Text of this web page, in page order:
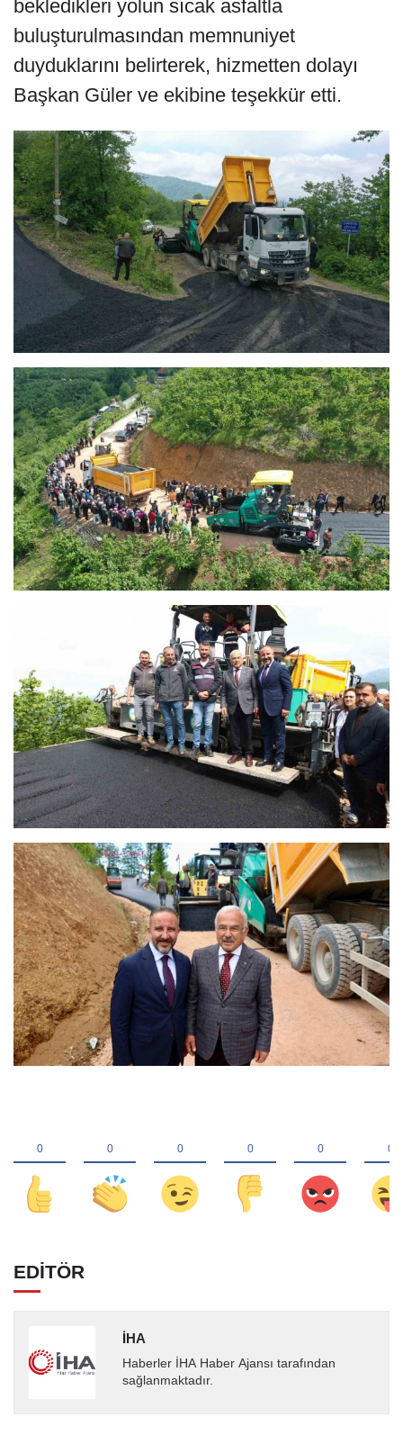
bekledikleri yolun sıcak asfaltla
buluşturulmasından memnuniyet
duyduklarını belirterek, hizmetten dolayı
Başkan Güler ve ekibine teşekkür etti.
EDİTÖR
İHA
Haberler İHA Haber Ajansı tarafından
sağlanmaktadır.